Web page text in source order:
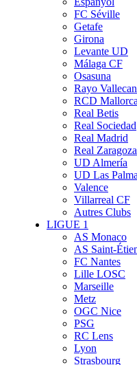
FC Séville
Getafe
Girona
Levante UD
Málaga CF
Osasuna
Rayo
RCD Mallorca
Real Betis
Real Sociedad
Real Madrid
Real Zaragoza
UD Almería
UD Las
Valence
Villarreal CF
Autres Clubs
LIGUE 1
AS Monaco
AS Saint-
FC Nantes
Lille LOSC
Marseille
Metz
OGC Nice
PSG
RC Lens
Lyon
Strasbourg